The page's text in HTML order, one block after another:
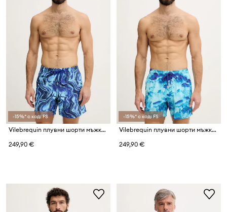
-15%* с код: FS
Vilebrequin плувни шорти мъжки MOOREA
249,90 €
-15%* с код: FS
Vilebrequin плувни шорти мъжки MOORISE
249,90 €